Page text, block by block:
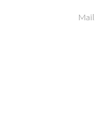
Mail.